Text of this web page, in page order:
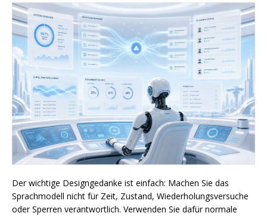
Der wichtige Designgedanke ist einfach: Machen Sie das
Sprachmodell nicht für Zeit, Zustand, Wiederholungsversuche
oder Sperren verantwortlich. Verwenden Sie dafür normale